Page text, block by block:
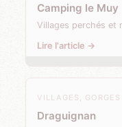
Camping le Muy
Villages perchés et
Lire l'article →
VILLAGES,
Draguignan